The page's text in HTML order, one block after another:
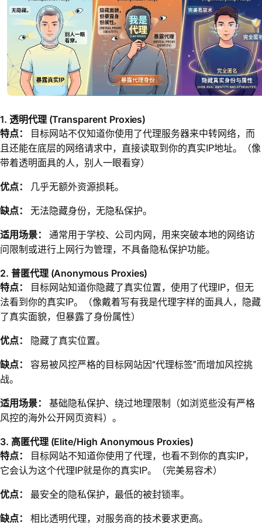
1. 透明代理 (Transparent Proxies)
特点：
目标网站不仅知道你使用了代理服务器来中转网络，而
且还能在底层的网络请求中，直接读取到你的真实IP地址。（像
带着透明面具的人，别人一眼看穿）
优点： 几乎无额外资源损耗。
缺点： 无法隐藏身份，无隐私保护。
适用场景：
通常用于学校、公司内网，用来突破本地的网络访
问限制或进行上网行为管理，不具备隐私保护功能。
2. 普匿代理 (Anonymous Proxies)
特点：
目标网站知道你隐藏了真实位置，使用了代理IP，但无
法看到你的真实IP。（像戴着写有我是代理字样的面具人，隐藏
了真实面貌，但暴露了身份属性）
优点： 隐藏了真实位置。
缺点：
容易被风控严格的目标网站因“代理标签”而增加风控挑
战。
适用场景：
基础隐私保护、绕过地理限制（如浏览些没有严格
风控的海外公开网页资料）。
3. 高匿代理 (Elite/High Anonymous Proxies)
特点：
目标网站不知道你使用了代理，也看不到你的真实IP，
它会认为这个代理IP就是你的真实IP。（完美易容术）
优点： 最安全的隐私保护，最低的被封锁率。
缺点： 相比透明代理，对服务商的技术要求更高。